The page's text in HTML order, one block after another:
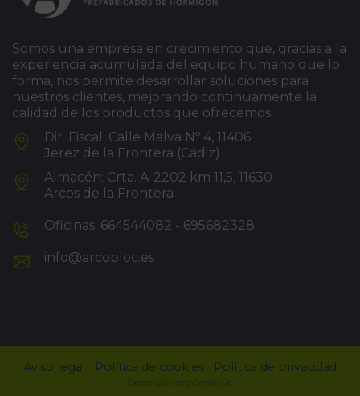
Somos una empresa en crecimiento que, gracias a la
experiencia acumulada del equipo humano que lo
forma, nos permite desarrollar soluciones para
nuestros clientes, mejorando continuamente la
calidad de los productos que ofrecemos.
Dir. Fiscal: Calle Malva Nº 4, 11406
Jerez de la Frontera (Cádiz)
Almacén: Crta. A-2202 km 11,5, 11630
Arcos de la Frontera
Oficinas: 664544082 - 695682328
info@arcobloc.es
Aviso legal Política de cookies Política de privacidad
Desarrollo web Creaktiva